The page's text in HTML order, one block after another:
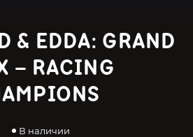
& EDDA: GRAND
– RACING
В наличии